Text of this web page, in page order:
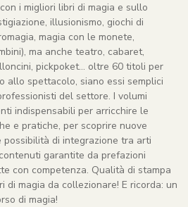
i migliori libri di magia e sullo
illusionismo, giochi di
magia con le monete,
ma anche teatro, cabaret,
pickpoket… oltre 60 titoli per
allo spettacolo, siano essi semplici
del settore. I volumi
indispensabili per arricchire le
e pratiche, per scoprire nuove
possibilità di integrazione tra arti
garantite da prefazioni
con competenza. Qualità di stampa
di magia da collezionare! E ricorda: un
di magia!